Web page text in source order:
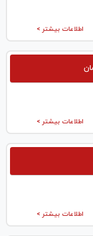
اطلاعات بیشتر >
اطلاعات بیشتر >
اطلاعات بیشتر >